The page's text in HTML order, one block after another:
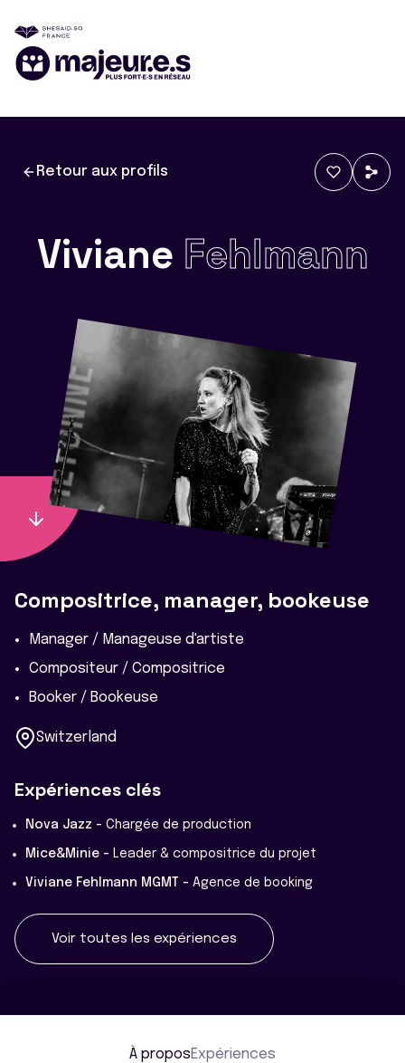
Retour aux profils
Viviane Fehlmann
Compositrice, manager, bookeuse
Manager / Manageuse d'artiste
Compositeur / Compositrice
Booker / Bookeuse
Switzerland
Expériences clés
Nova Jazz - Chargée de production
Mice&Minie - Leader & compositrice du projet
Viviane Fehlmann MGMT - Agence de booking
Voir toutes les expériences
À proposExpériences